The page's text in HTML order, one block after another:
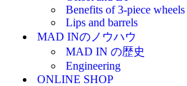
Benefits of 3-piece wheels
Lips and barrels
MAD INのノウハウ
MAD IN の歴史
Engineering
ONLINE SHOP